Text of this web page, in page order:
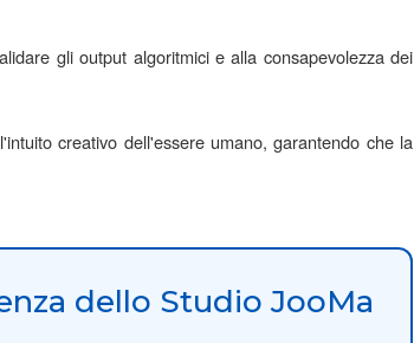
gli output algoritmici e alla consapevolezza dei
creativo dell'essere umano, garantendo che la
dello Studio JooMa